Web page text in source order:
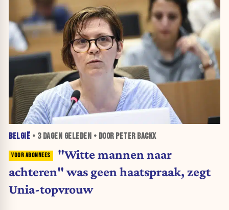
BELGIË • 3 DAGEN GELEDEN • DOOR PETER BACKX
"Witte mannen naar
achteren" was geen haatspraak, zegt
Unia-topvrouw